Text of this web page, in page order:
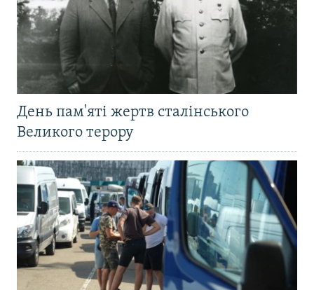
День пам'яті жертв сталінського
Великого терору